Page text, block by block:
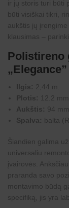
ir jų storis turi būti
būti visiškai tikri,
aukštis jų
klausimas –
Polistireno
Ilgis: 2,44 m.
Plotis:
12.2 mm.
Aukštis: 94 mm.
Spalva: balta
Šiandien galima
universaliu
įvairovės.
praranda savo
montavimo būdą
specifiką, jis yra